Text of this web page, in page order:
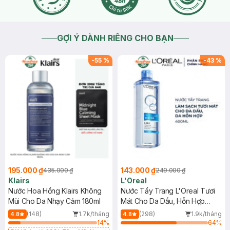
GỢI Ý DÀNH RIÊNG CHO BẠN
-55 %
195.000 ₫435.000 ₫
Klairs
Nước Hoa Hồng Klairs Không
Mùi Cho Da Nhạy Cảm 180ml
4.8 (148)
1.7k/tháng
14%
-43 %
143.000 ₫249.000 ₫
L'Oreal
Nước Tẩy Trang L'Oreal Tươi
Mát Cho Da Dầu, Hỗn Hợp
400ml
4.8 (298)
1.9k/tháng
64%